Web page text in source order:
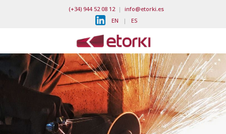
(+34) 944 52 08 12| info@etorki.es
EN | ES